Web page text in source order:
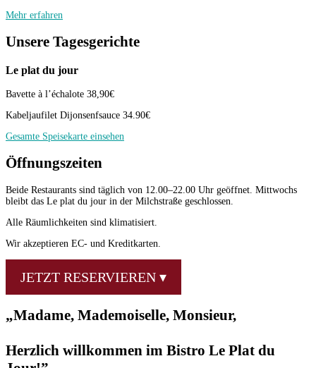
Mehr erfahren
Unsere Tagesgerichte
Le plat du jour
Bavette à l’échalote 38,90€
Kabeljaufilet Dijonsenfsauce 34.90€
Gesamte Speisekarte einsehen
Öffnungszeiten
Beide Restaurants sind täglich von 12.00–22.00 Uhr geöffnet. Mittwochs
bleibt das Le plat du jour in der Milchstraße geschlossen.
Alle Räumlichkeiten sind klimatisiert.
Wir akzeptieren EC- und Kreditkarten.
JETZT RESERVIEREN ▾
„Madame, Mademoiselle, Monsieur,
Herzlich willkommen im Bistro Le Plat du